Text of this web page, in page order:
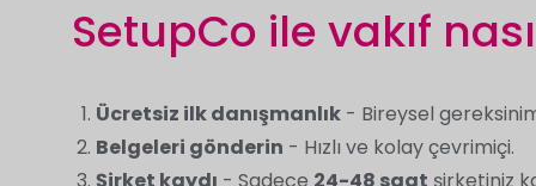
SetupCo ile vakıf
Ücretsiz ilk danışmanlık - Bireysel
Belgeleri gönderin - Hızlı ve kolay çevrimiçi.